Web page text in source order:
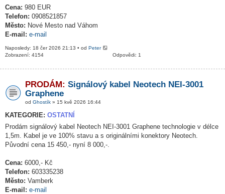
Cena: 980 EUR
Telefon: 0908521857
Město: Nové Mesto nad Váhom
E-mail: e-mail
Naposledy: 18 čer 2026 21:13 • od Peter
Odpovědi: 1
Zobrazení: 4154
PRODÁM: Signálový kabel Neotech NEI-3001
Graphene
od Ghostík » 15 kvě 2026 16:44
KATEGORIE: OSTATNÍ
Prodám signálový kabel Neotech NEI-3001 Graphene technologie v délce
1,5m. Kabel je ve 100% stavu a s originálními konektory Neotech.
Původní cena 15 450,- nyní 8 000,-.
Cena: 6000,- Kč
Telefon: 603335238
Město: Vamberk
E-mail: e-mail